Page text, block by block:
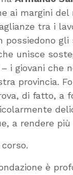
ai margini
tra i
possiedono
unisce
i giovani
provincia.
di fatto, a
a rendere
è